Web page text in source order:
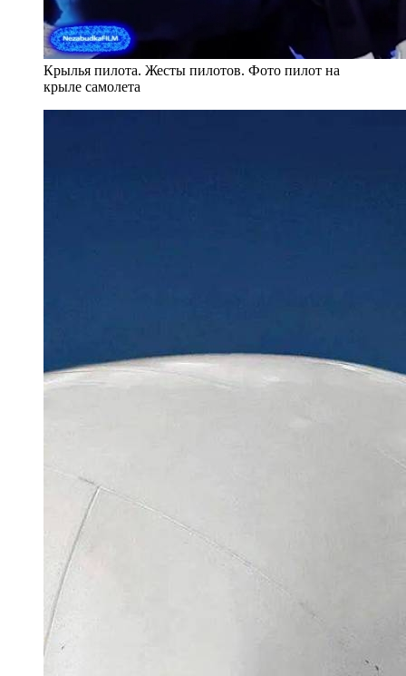
Крылья пилота. Жесты пилотов. Фото пилот на
крыле самолета